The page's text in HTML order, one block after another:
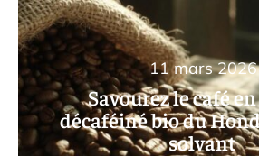
Savourez le café
décaféiné bio du
solvant
11 mars 2026